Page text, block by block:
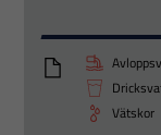
PTT Digital
Vätskor